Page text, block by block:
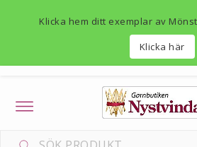
Klicka hem ditt exemplar av
Klicka här
Toggle
navigation